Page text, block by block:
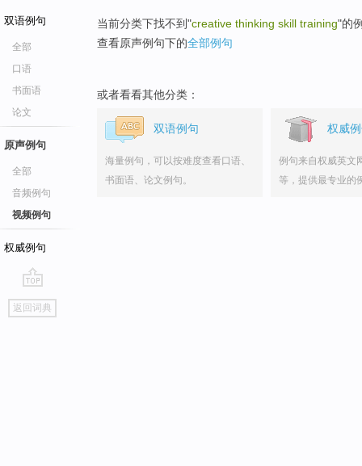
双语例句
全部
口语
书面语
论文
原声例句
全部
音频例句
视频例句
权威例句
go
top
返回词典
当前分类下找不到"creative thinking skill training"的
查看原声例句下的全部例句
或者看看其他分类：
双语例句
海量例句，可以按难度查看口语、
书面语、论文例句。
权威
例句来自权威英文
等，提供最专业的